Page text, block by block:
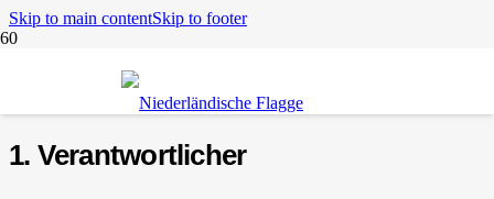
Skip to main contentSkip to footer
Datenschutz
1. Verantwortlicher